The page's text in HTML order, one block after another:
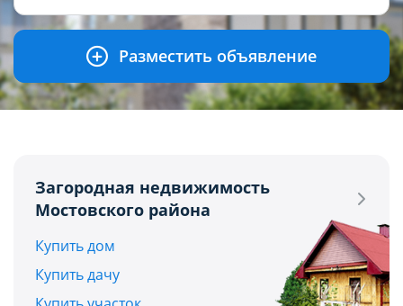
Разместить объявление
Загородная недвижимость
Мостовского района
Купить дом
Купить дачу